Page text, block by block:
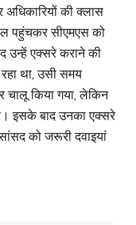
की क्लास
पहुंचकर सीएमएस को
उन्हें एक्सरे कराने की
था, उसी समय
चालू किया गया, लेकिन
इसके बाद उनका एक्सरे
को जरूरी दवाइयां